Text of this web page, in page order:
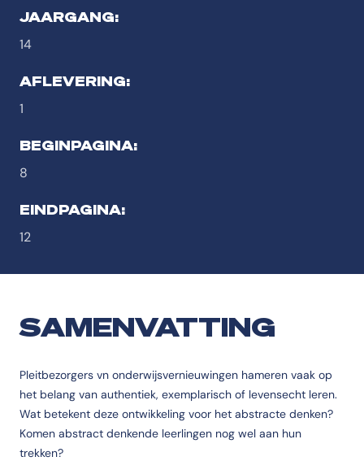
JAARGANG:
14
AFLEVERING:
1
BEGINPAGINA:
8
EINDPAGINA:
12
SAMENVATTING
Pleitbezorgers vn onderwijsvernieuwingen hameren vaak op
het belang van authentiek, exemplarisch of levensecht leren.
Wat betekent deze ontwikkeling voor het abstracte denken?
Komen abstract denkende leerlingen nog wel aan hun
trekken?